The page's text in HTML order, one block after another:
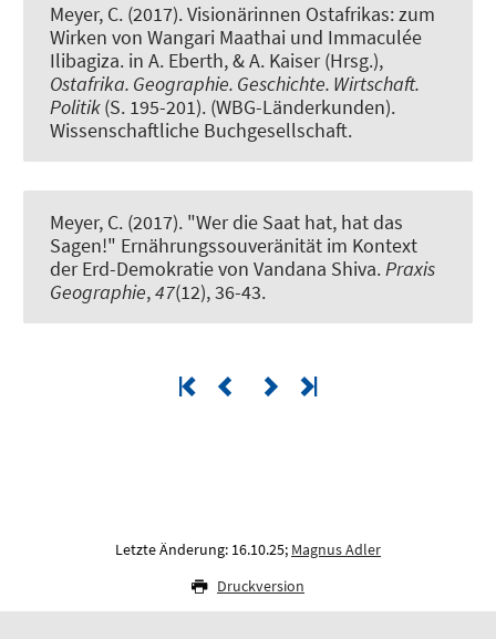
Meyer, C. (2017).Visionärinnen Ostafrikas: zum
Wirken von Wangari Maathai und Immaculée
Ilibagiza. in A. Eberth, & A. Kaiser (Hrsg.),
Ostafrika. Geographie. Geschichte. Wirtschaft.
Politik(S. 195-201). (WBG-Länderkunden).
Wissenschaftliche Buchgesellschaft.
Meyer, C. (2017). "Wer die Saat hat, hat das
Sagen!" Ernährungssouveränität im Kontext
der Erd-Demokratie von Vandana Shiva.Praxis
Geographie,47(12), 36-43.
Letzte Änderung: 16.10.25; Magnus Adler
Druckversion